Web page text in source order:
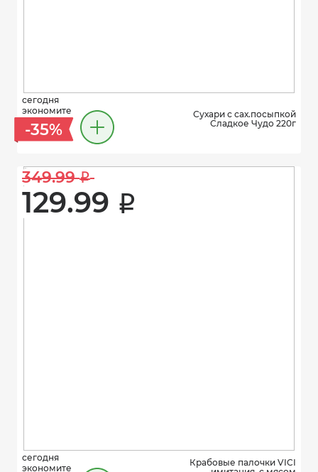
сегодня
экономите
-35%
Сухари с сах.посыпкой
Сладкое Чудо 220г
349.99 i
129.99 i
сегодня
экономите
Крабовые палочки VICI